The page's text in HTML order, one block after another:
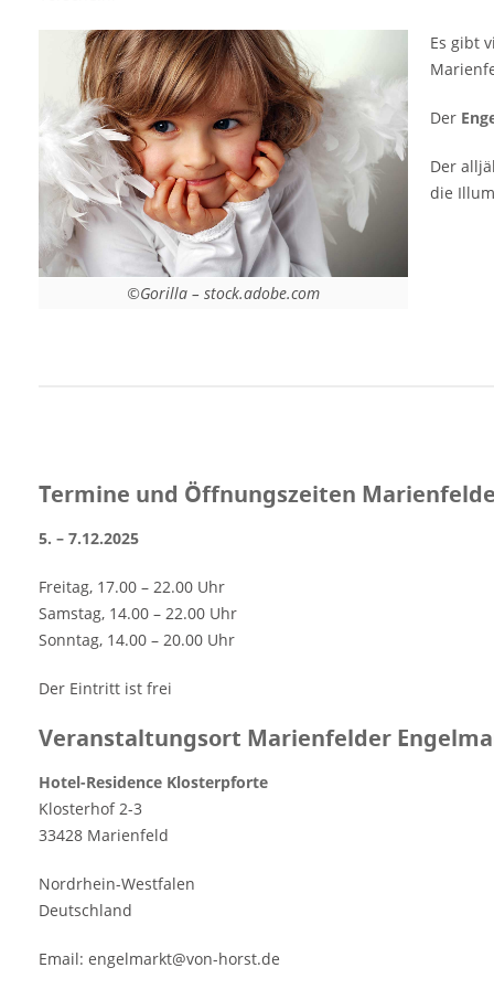
Veranstaltungsort Marienfelder Engelmarkt
2025 Hotel-Residence Klosterpforte
Klosterhof 2-3 33428 Marienfeld Nordrhein-
Westfalen Deutschland Email:
engelmarkt@von-horst.de Telefon: 0521 /
171818 Weitere Informationen auf der
Website des Weihnachtsmarktes Anzeige
©Gorilla – stock.adobe.com
Es gibt
Der
Der
die
Termine und Öffnungszeiten
5. – 7.12.2025
Freitag, 17.00 – 22.00 Uhr
Samstag, 14.00 – 22.00 Uhr
Sonntag, 14.00 – 20.00 Uhr
Der Eintritt ist frei
Veranstaltungsort Marienfelder
Hotel-Residence Klosterpforte
Klosterhof 2-3
33428 Marienfeld
Nordrhein-Westfalen
Deutschland
Email: engelmarkt@von-horst.de